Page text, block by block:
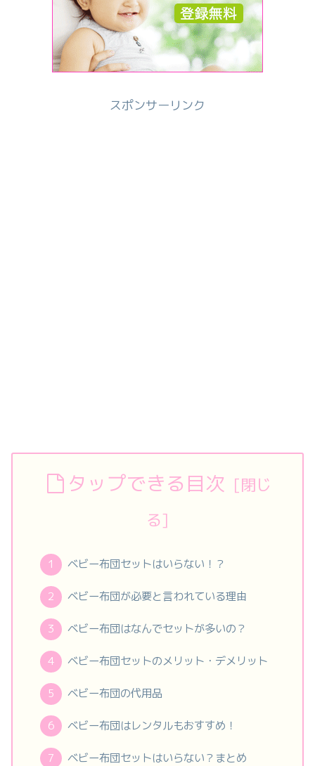
スポンサーリンク
タップできる目次
ベビー布団セットはいらない！？
ベビー布団が必要と言われている理由
ベビー布団はなんでセットが多いの？
ベビー布団セットのメリット・デメリット
ベビー布団の代用品
ベビー布団はレンタルもおすすめ！
ベビー布団セットはいらない？まとめ